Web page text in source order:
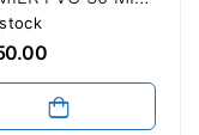
De
Carnet
Unidades)